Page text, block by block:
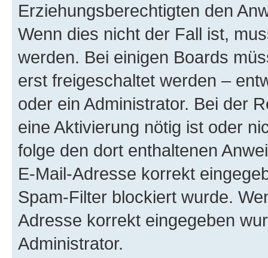
Erziehungsberechtigten den
Wenn dies nicht der Fall ist,
werden. Bei einigen Boards
erst freigeschaltet werden –
oder ein Administrator. Bei der
eine Aktivierung nötig ist oder
folge den dort enthaltenen
E-Mail-Adresse korrekt
Spam-Filter blockiert wurde.
Adresse korrekt eingegeben
Administrator.